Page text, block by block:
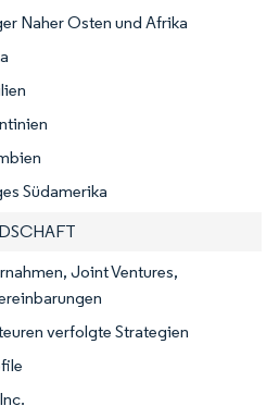
Naher Osten und Afrika
Südamerika
Joint Ventures,
verfolgte Strategien